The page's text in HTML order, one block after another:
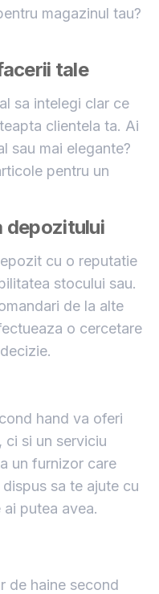
magazinul tau?
tale
sa intelegi clar ce
clientela ta. Ai
sau mai elegante?
pentru un
depozitului
cu o reputatie
stocului sau.
de la alte
o cercetare
hand va oferi
ci si un serviciu
un furnizor care
sa te ajute cu
putea avea.
de haine second